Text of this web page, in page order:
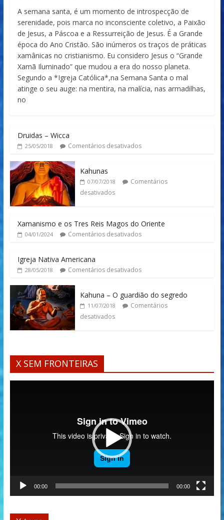
A semana santa, é um momento de introspecção de
serenidade, pois marca no inconsciente coletivo, a Paixão
de Jesus, a Páscoa e a Ressurreição de Jesus. É a Grande
época do Ano Cristão. São inúmeros os traços de práticas
xamânicas no cristianismo. Eu considero Jesus o “Grande
Xamã Iluminado” que mudou a era do nosso planeta.
Segundo a *Igreja Católica*,na Semana Santa o mal
atinge o seu auge: na mentira, na malícia, nas armadilhas,
no
Druidas – Wicca
25/05/2018 Comentários desativados
Kahunas
07/07/2018
Comentários
desativados
Xamanismo e os Tres Reis Magos do Oriente
04/01/2024 Comentários desativados
Igreja Nativa Americana
28/05/2018 Comentários desativados
Kahuna – O guardião do segredo
11/07/2018
Comentários
desativados
X SEM FRONTEIRAS
00:00 00:00